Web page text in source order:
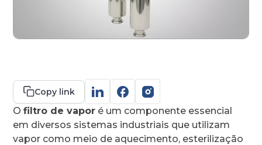
Copy link
Ofiltro de vapor é um componente essencial
em diversos sistemas industriais que utilizam
vapor como meio de aquecimento, esterilização